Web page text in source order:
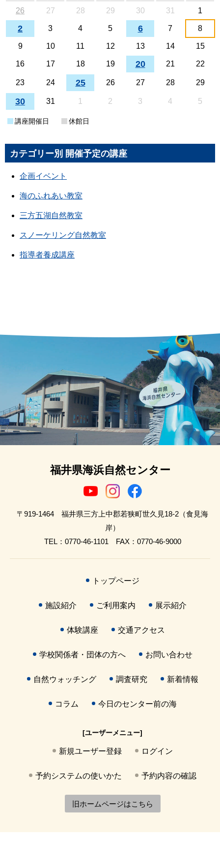
26
27 28 29 30 31 1
2 3 4 5 6 7 8
9 10 11 12 13 14 15
16 17 18 19 20 21 22
23 24 25 26 27 28 29
30 31 1 2 3 4 5
講座開催日 休館日
カテゴリー別 開催予定の講座
企画イベント
海のふれあい教室
三方五湖自然教室
スノーケリング自然教室
指導者養成講座
福井県海浜自然センター
〒919-1464 福井県三方上中郡若狭町世久見18-2（食見海
岸）
TEL：0770-46-1101 FAX：0770-46-9000
トップページ
施設紹介 ご利用案内 展示紹介
体験講座 交通アクセス
学校関係者・団体の方へ お問い合わせ
自然ウォッチング 調査研究 新着情報
コラム 今日のセンター前の海
[ユーザーメニュー]
新規ユーザー登録 ログイン
予約システムの使いかた 予約内容の確認
旧ホームページはこちら